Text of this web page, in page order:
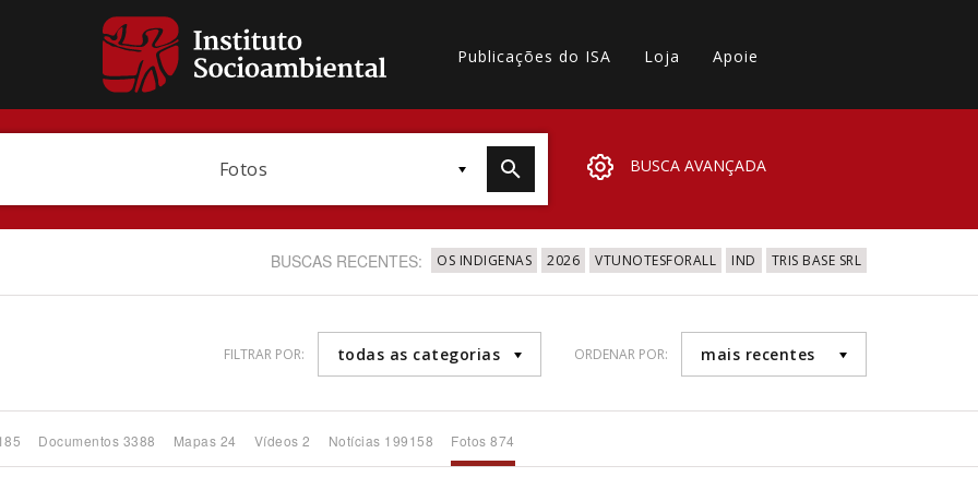
Publicações do ISA Loja Apoie
Fotos BUSCA AVANÇADA
BUSCAS RECENTES: OS INDIGENAS 2026 VTUNOTESFORALL IND TRIS BASE SRL
FILTRAR POR: todas as categorias ORDENAR POR: mais recentes
Documentos 3388 Mapas 24 Vídeos 2 Notícias 199158 Fotos 874